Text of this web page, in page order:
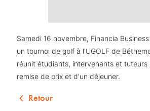
Samedi 16 novembre, Financia
un tournoi de golf à l'UGOLF de
réunit étudiants, intervenants et tuteurs
remise de prix et d'un déjeuner.
Retour